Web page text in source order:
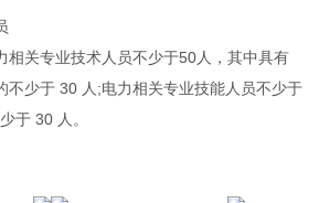
相关专业技术人员不少于50人，其中具有
不少于 30 人;电力相关专业技能人员不少于
于 30 人。